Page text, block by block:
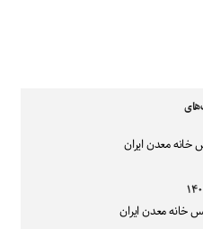
معدن ایران
خانه معدن ایران